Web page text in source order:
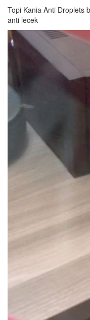
Topi Kania Anti Droplets
anti lecek